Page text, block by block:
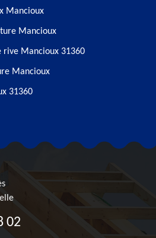
Mancioux
Mancioux
rive Mancioux 31360
Mancioux
31360
02